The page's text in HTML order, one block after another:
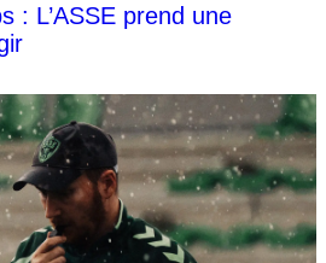
: L’ASSE prend une